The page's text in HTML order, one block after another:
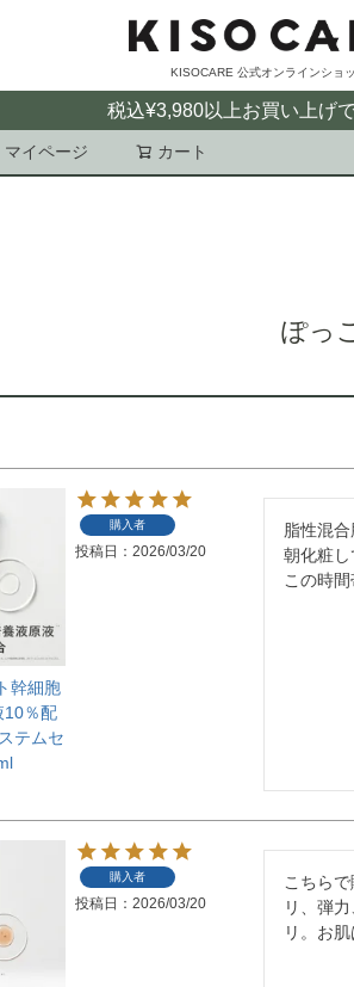
KISOCARE 公式オンラインショ
税込¥3,980以上お買い上げ
マイページ カート
ぽっ
幹細胞
10％配
テムセ
購入者
投稿日 2026/03/20
脂性混合
朝化粧し
この時
購入者
投稿日 2026/03/20
こちら
リ、弾
リ。お